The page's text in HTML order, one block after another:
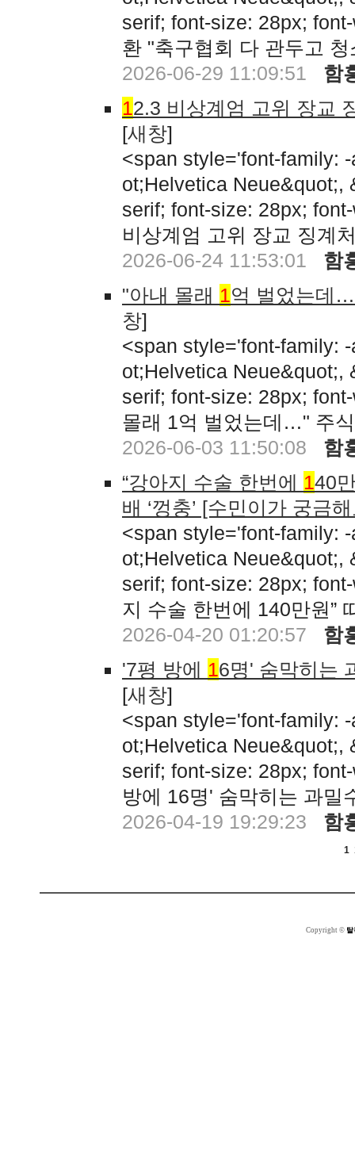
serif; font-size: 28px;
환 "축구협회 다 관두고
2026-06-29 11:09:51
함
12.3 비상계엄 고위 장교
[새창]
<span style='font-family:
ot;Helvetica Neue&quot;,
serif; font-size: 28px;
비상계엄 고위 장교 징계
2026-06-24 11:53:01
함
"아내 몰래 1억 벌었는데
창]
<span style='font-family:
ot;Helvetica Neue&quot;,
serif; font-size: 28px;
몰래 1억 벌었는데…" 주
2026-06-03 11:50:08
함
“강아지 수술 한번에 140
배 ‘껑충’ [수민이가 궁금
<span style='font-family:
ot;Helvetica Neue&quot;,
serif; font-size: 28px;
지 수술 한번에 140만원
2026-04-20 01:20:57
함
'7평 방에 16명' 숨막히는
[새창]
<span style='font-family:
ot;Helvetica Neue&quot;,
serif; font-size: 28px;
방에 16명' 숨막히는 과
2026-04-19 19:29:23
함
1
Copyright ©